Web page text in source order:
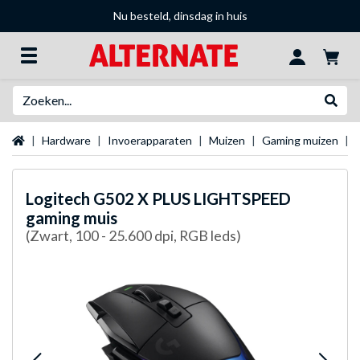
Nu besteld, dinsdag in huis
Startpagina
Hardware Invoerapparaten Muizen Gaming muizen
Logitech G502 X PLUS LIGHTSPEED
gaming muis
(Zwart, 100 - 25.600 dpi, RGB leds)